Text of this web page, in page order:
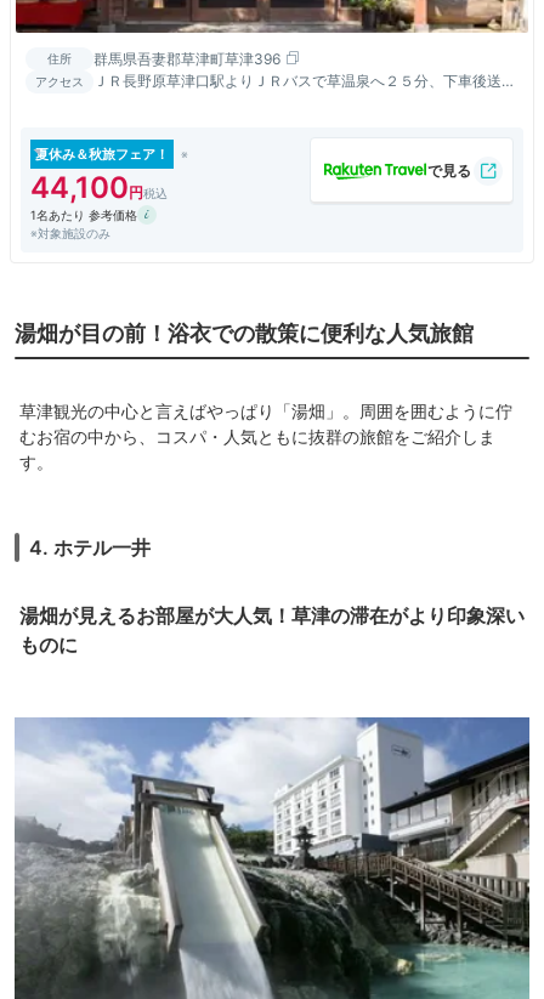
住所 群馬県吾妻郡草津町草津396
アクセス
ＪＲ長野原草津口駅よりＪＲバスで草温泉へ２５分、下車後送迎
夏休み＆秋旅フェア！
44,100
1名あたり 参考価格
※対象施設のみ
湯畑が目の前！浴衣での散策に便利な人気旅館
草津観光の中心と言えばやっぱり「湯畑」。周囲を囲むように佇
むお宿の中から、コスパ・人気ともに抜群の旅館をご紹介しま
す。
4. ホテル一井
湯畑が見えるお部屋が大人気！草津の滞在がより印象深い
ものに